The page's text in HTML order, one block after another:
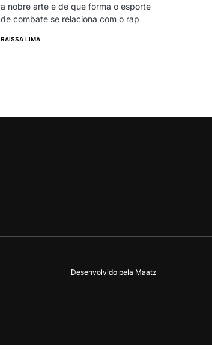
a nobre arte e de que forma o esporte
de combate se relaciona com o rap
RAISSA LIMA
Desenvolvido pela Maatz